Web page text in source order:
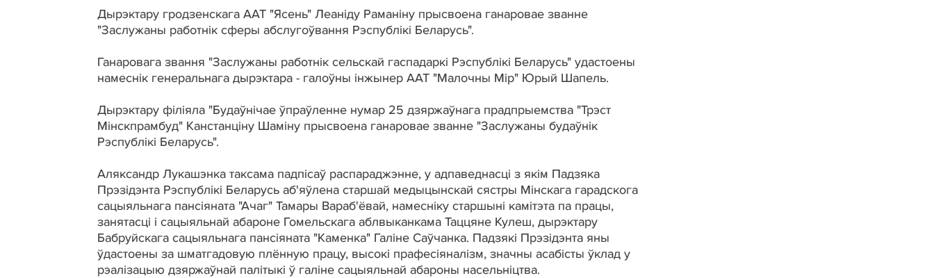
Дырэктару гродзенскага ААТ "Ясень" Леаніду Раманіну прысвоена ганаровае званне
"Заслужаны работнік сферы абслугоўвання Рэспублікі Беларусь".
Ганаровага звання "Заслужаны работнік сельскай гаспадаркі Рэспублікі Беларусь" удастоены
намеснік генеральнага дырэктара - галоўны інжынер ААТ "Малочны Мір" Юрый Шапель.
Дырэктару філіяла "Будаўнічае ўпраўленне нумар 25 дзяржаўнага прадпрыемства "Трэст
Мінскпрамбуд" Канстанціну Шаміну прысвоена ганаровае званне "Заслужаны будаўнік
Рэспублікі Беларусь".
Аляксандр Лукашэнка таксама падпісаў распараджэнне, у адпаведнасці з якім Падзяка
Прэзідэнта Рэспублікі Беларусь аб'яўлена старшай медыцынскай сястры Мінскага гарадскога
сацыяльнага пансіяната "Ачаг" Тамары Вараб'ёвай, намесніку старшыні камітэта па працы,
занятасці і сацыяльнай абароне Гомельскага аблвыканкама Таццяне Кулеш, дырэктару
Бабруйскага сацыяльнага пансіяната "Каменка" Галіне Саўчанка. Падзякі Прэзідэнта яны
ўдастоены за шматгадовую плённую працу, высокі прафесіяналізм, значны асабісты ўклад у
рэалізацыю дзяржаўнай палітыкі ў галіне сацыяльнай абароны насельніцтва.